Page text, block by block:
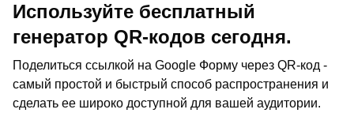
Используйте бесплатный
генератор QR-кодов сегодня.
Поделиться ссылкой на Google Форму через QR-код -
самый простой и быстрый способ распространения и
сделать ее широко доступной для вашей аудитории.